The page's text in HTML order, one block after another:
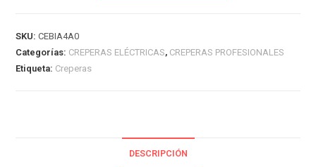
cantidad
SKU:CEBIA4A0
Categorías: CREPERAS ELÉCTRICAS, CREPERAS PROFESIONALES
Etiqueta: Creperas
DESCRIPCIÓN